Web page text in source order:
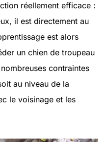
réellement efficace :
il est directement au
est alors
un chien de troupeau
contraintes
au niveau de la
le voisinage et les